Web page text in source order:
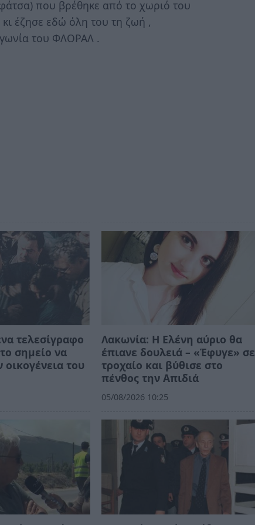
που βρέθηκε από το χωριό του
έζησε εδώ όλη του τη ζωή ,
του ΦΛΟΡΑΛ .
τελεσίγραφο
σημείο να
του
Λακωνία: Η Ελένη αύριο θα
έπιανε δουλειά – «Έφυγε» σε
τροχαίο και βύθισε στο
πένθος την Απιδιά
05/08/2026 10:25